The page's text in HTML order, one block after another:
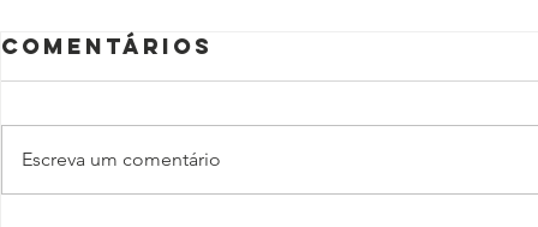
Comentários
Escreva um comentário